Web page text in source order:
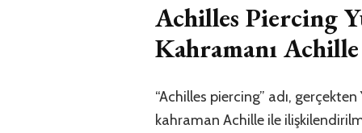
Achilles Piercing
Kahramanı
“Achilles piercing” adı,
kahraman Achille ile